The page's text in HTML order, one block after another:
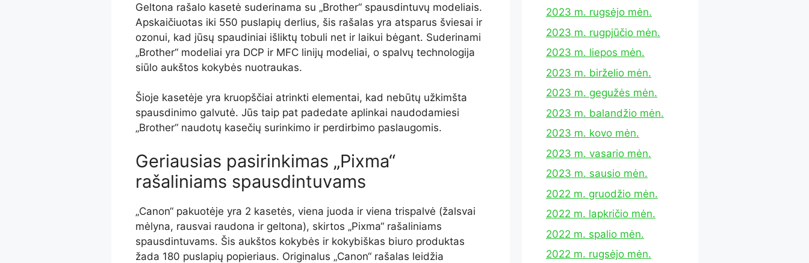
Geltona rašalo kasetė suderinama su „Brother“ spausdintuvų modeliais.
Apskaičiuotas iki 550 puslapių derlius, šis rašalas yra atsparus šviesai ir
ozonui, kad jūsų spaudiniai išliktų tobuli net ir laikui bėgant. Suderinami
„Brother“ modeliai yra DCP ir MFC linijų modeliai, o spalvų technologija
siūlo aukštos kokybės nuotraukas.
Šioje kasetėje yra kruopščiai atrinkti elementai, kad nebūtų užkimšta
spausdinimo galvutė. Jūs taip pat padedate aplinkai naudodamiesi
„Brother“ naudotų kasečių surinkimo ir perdirbimo paslaugomis.
Geriausias pasirinkimas „Pixma“
rašaliniams spausdintuvams
„Canon“ pakuotėje yra 2 kasetės, viena juoda ir viena trispalvė (žalsvai
mėlyna, rausvai raudona ir geltona), skirtos „Pixma“ rašaliniams
spausdintuvams. Šis aukštos kokybės ir kokybiškas biuro produktas
žada 180 puslapių popieriaus. Originalus „Canon“ rašalas leidžia
2023 m. rugsėjo mėn.
2023 m. rugpjūčio mėn.
2023 m. liepos mėn.
2023 m. birželio mėn.
2023 m. gegužės mėn.
2023 m. balandžio mėn.
2023 m. kovo mėn.
2023 m. vasario mėn.
2023 m. sausio mėn.
2022 m. gruodžio mėn.
2022 m. lapkričio mėn.
2022 m. spalio mėn.
2022 m. rugsėjo mėn.